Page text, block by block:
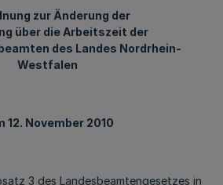
zur Änderung der
über die Arbeitszeit der
des Landes Nordrhein-
Westfalen
12. November 2010
3 des Landesbeamtengesetzes in